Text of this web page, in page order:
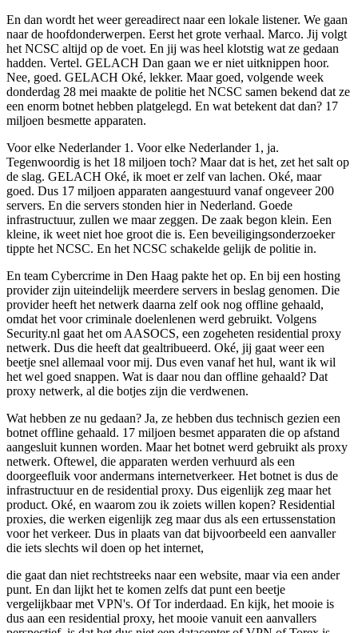
En dan wordt het weer gereadirect naar een lokale listener. We gaan
naar de hoofdonderwerpen. Eerst het grote verhaal. Marco. Jij volgt
het NCSC altijd op de voet. En jij was heel klotstig wat ze gedaan
hadden. Vertel. GELACH Dan gaan we er niet uitknippen hoor.
Nee, goed. GELACH Oké, lekker. Maar goed, volgende week
donderdag 28 mei maakte de politie het NCSC samen bekend dat ze
een enorm botnet hebben platgelegd. En wat betekent dat dan? 17
miljoen besmette apparaten.
Voor elke Nederlander 1. Voor elke Nederlander 1, ja.
Tegenwoordig is het 18 miljoen toch? Maar dat is het, zet het salt op
de slag. GELACH Oké, ik moet er zelf van lachen. Oké, maar
goed. Dus 17 miljoen apparaten aangestuurd vanaf ongeveer 200
servers. En die servers stonden hier in Nederland. Goede
infrastructuur, zullen we maar zeggen. De zaak begon klein. Een
kleine, ik weet niet hoe groot die is. Een beveiligingsonderzoeker
tippte het NCSC. En het NCSC schakelde gelijk de politie in.
En team Cybercrime in Den Haag pakte het op. En bij een hosting
provider zijn uiteindelijk meerdere servers in beslag genomen. Die
provider heeft het netwerk daarna zelf ook nog offline gehaald,
omdat het voor criminale doelenlenen werd gebruikt. Volgens
Security.nl gaat het om AASOCS, een zogeheten residential proxy
netwerk. Dus die heeft dat gealtribueerd. Oké, jij gaat weer een
beetje snel allemaal voor mij. Dus even vanaf het hul, want ik wil
het wel goed snappen. Wat is daar nou dan offline gehaald? Dat
proxy netwerk, al die botjes zijn die verdwenen.
Wat hebben ze nu gedaan? Ja, ze hebben dus technisch gezien een
botnet offline gehaald. 17 miljoen besmet apparaten die op afstand
aangesluit kunnen worden. Maar het botnet werd gebruikt als proxy
netwerk. Oftewel, die apparaten werden verhuurd als een
doorgeefluik voor andermans internetverkeer. Het botnet is dus de
infrastructuur en de residential proxy. Dus eigenlijk zeg maar het
product. Oké, en waarom zou ik zoiets willen kopen? Residential
proxies, die werken eigenlijk zeg maar dus als een ertussenstation
voor het verkeer. Dus in plaats van dat bijvoorbeeld een aanvaller
die iets slechts wil doen op het internet,
die gaat dan niet rechtstreeks naar een website, maar via een ander
punt. En dan lijkt het te komen zelfs dat punt een beetje
vergelijkbaar met VPN's. Of Tor inderdaad. En kijk, het mooie is
dus aan een residential proxy, het mooie vanuit een aanvallers